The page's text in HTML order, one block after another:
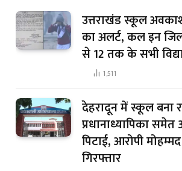
उत्तराखंड स्कूल
का अलर्ट, कल इन
से 12 तक के सभी
1,511
देहरादून में स्कूल बना
प्रधानाध्यापिका समेत
पिटाई, आरोपी
गिरफ्तार